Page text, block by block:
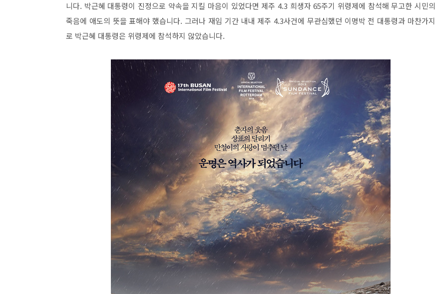
니다. 박근혜 대통령이 진정으로 약속을 지킬 마음이 있었다면 제주 4.3 희생자 65주기 위령제에 참석해 무고한 시민의
죽음에 애도의 뜻을 표해야 했습니다. 그러나 재임 기간 내내 제주 4.3사건에 무관심했던 이명박 전 대통령과 마찬가지
로 박근혜 대통령은 위령제에 참석하지 않았습니다.